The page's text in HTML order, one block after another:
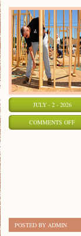
JULY - 2 - 2026
COMMENTS OFFON
POSTED BY ADMIN